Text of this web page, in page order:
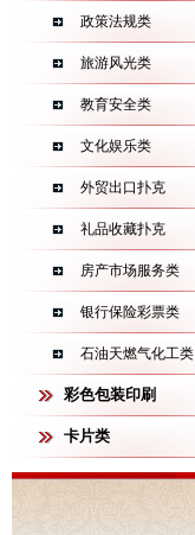
政策法规类
旅游风光类
教育安全类
文化娱乐类
外贸出口扑克
礼品收藏扑克
房产市场服务类
银行保险彩票类
石油天燃气化工类
彩色包装印刷
卡片类